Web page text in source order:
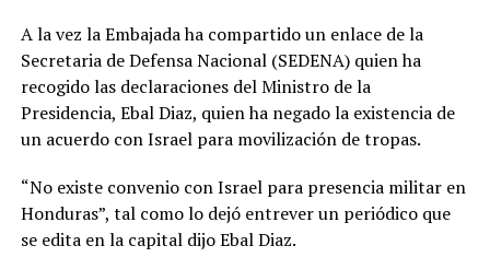
A la vez la Embajada ha compartido un enlace de la
Secretaria de Defensa Nacional (SEDENA) quien ha
recogido las declaraciones del Ministro de la
Presidencia, Ebal Diaz, quien ha negado la existencia de
un acuerdo con Israel para movilización de tropas.
“No existe convenio con Israel para presencia militar en
Honduras”, tal como lo dejó entrever un periódico que
se edita en la capital dijo Ebal Diaz.